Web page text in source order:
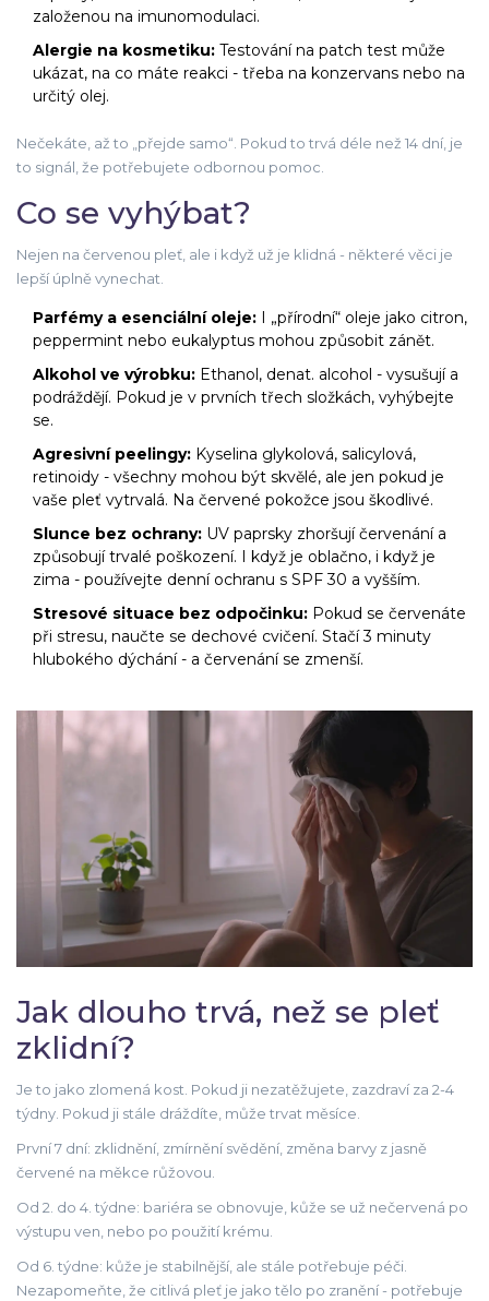
založenou na imunomodulaci.
Alergie na kosmetiku: Testování na patch test může
ukázat, na co máte reakci - třeba na konzervans nebo na
určitý olej.
Nečekáte, až to „přejde samo“. Pokud to trvá déle než 14 dní, je
to signál, že potřebujete odbornou pomoc.
Co se vyhýbat?
Nejen na červenou pleť, ale i když už je klidná - některé věci je
lepší úplně vynechat.
Parfémy a esenciální oleje: I „přírodní“ oleje jako citron,
peppermint nebo eukalyptus mohou způsobit zánět.
Alkohol ve výrobku: Ethanol, denat. alcohol - vysušují a
podráždějí. Pokud je v prvních třech složkách, vyhýbejte
se.
Agresivní peelingy: Kyselina glykolová, salicylová,
retinoidy - všechny mohou být skvělé, ale jen pokud je
vaše pleť vytrvalá. Na červené pokožce jsou škodlivé.
Slunce bez ochrany: UV paprsky zhoršují červenání a
způsobují trvalé poškození. I když je oblačno, i když je
zima - používejte denní ochranu s SPF 30 a vyšším.
Stresové situace bez odpočinku: Pokud se červenáte
při stresu, naučte se dechové cvičení. Stačí 3 minuty
hlubokého dýchání - a červenání se zmenší.
Jak dlouho trvá, než se pleť
zklidní?
Je to jako zlomená kost. Pokud ji nezatěžujete, zazdraví za 2-4
týdny. Pokud ji stále dráždíte, může trvat měsíce.
První 7 dní: zklidnění, zmírnění svědění, změna barvy z jasně
červené na měkce růžovou.
Od 2. do 4. týdne: bariéra se obnovuje, kůže se už nečervená po
výstupu ven, nebo po použití krému.
Od 6. týdne: kůže je stabilnější, ale stále potřebuje péči.
Nezapomeňte, že citlivá pleť je jako tělo po zranění - potřebuje